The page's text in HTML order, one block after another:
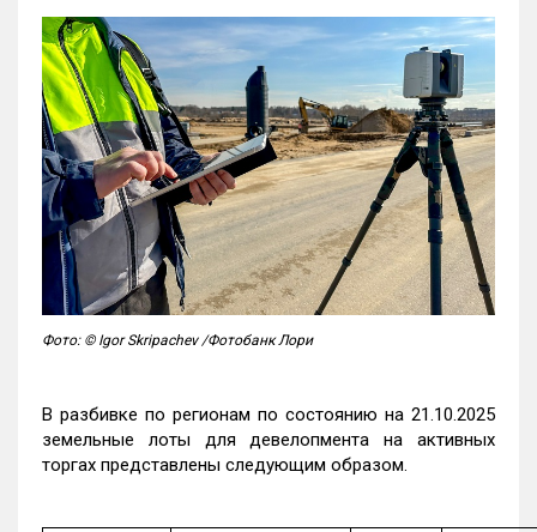
Фото: © Igor Skripachev /Фотобанк Лори
В разбивке по регионам по состоянию на 21.10.2025
земельные лоты для девелопмента на активных
торгах представлены следующим образом.